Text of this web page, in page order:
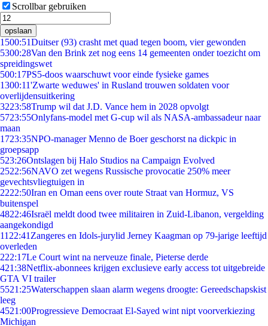
Scrollbar gebruiken
opslaan
1500:51Duitser (93) crasht met quad tegen boom, vier gewonden
5300:28Van den Brink zet nog eens 14 gemeenten onder toezicht om
spreidingswet
500:17PS5-doos waarschuwt voor einde fysieke games
1300:11'Zwarte weduwes' in Rusland trouwen soldaten voor
overlijdensuitkering
3223:58Trump wil dat J.D. Vance hem in 2028 opvolgt
5723:55Onlyfans-model met G-cup wil als NASA-ambassadeur naar
maan
1723:35NPO-manager Menno de Boer geschorst na dickpic in
groepsapp
523:26Ontslagen bij Halo Studios na Campaign Evolved
2522:56NAVO zet wegens Russische provocatie 250% meer
gevechtsvliegtuigen in
2222:50Iran en Oman eens over route Straat van Hormuz, VS
buitenspel
4822:46Israël meldt dood twee militairen in Zuid-Libanon, vergelding
aangekondigd
11 22:41 Zangeres en Idols-jurylid Jerney Kaagman op 79-jarige leeftijd
overleden
222:17Le Court wint na nerveuze finale, Pieterse derde
421:38Netflix-abonnees krijgen exclusieve early access tot uitgebreide
GTA VI trailer
5521:25Waterschappen slaan alarm wegens droogte: Gereedschapskist
leeg
4521:00Progressieve Democraat El-Sayed wint nipt voorverkiezing
Michigan